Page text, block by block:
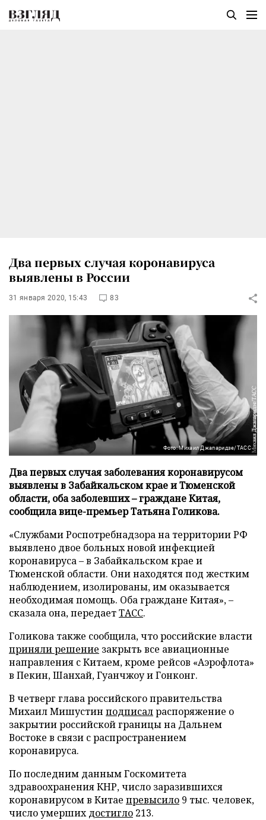
Два первых случая коронавируса
выявлены в России
31 января 2020, 15:43 83
Фото: Михаил Джапаридзе/ТАСС
Два первых случая заболевания коронавирусом
выявлены в Забайкальском крае и Тюменской
области, оба заболевших – граждане Китая,
сообщила вице-премьер Татьяна Голикова.
«Службами Роспотребнадзора на территории РФ
выявлено двое больных новой инфекцией
коронавируса – в Забайкальском крае и
Тюменской области. Они находятся под жестким
наблюдением, изолированы, им оказывается
необходимая помощь. Оба граждане Китая», –
сказала она, передаетТАСС.
Голикова также сообщила, что российские власти
приняли решение закрыть все авиационные
направления с Китаем, кроме рейсов «Аэрофлота»
в Пекин, Шанхай, Гуанчжоу и Гонконг.
В четверг глава российского правительства
Михаил Мишустин подписалраспоряжение о
закрытии российской границы на Дальнем
Востоке в связи с распространением
коронавируса.
По последним данным Госкомитета
здравоохранения КНР, число заразившихся
коронавирусом в Китае превысило 9 тыс. человек,
число умершихдостигло 213.